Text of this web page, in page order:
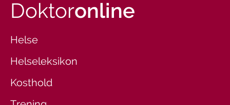
Doktoronline
Helse
Helseleksikon
Kosthold